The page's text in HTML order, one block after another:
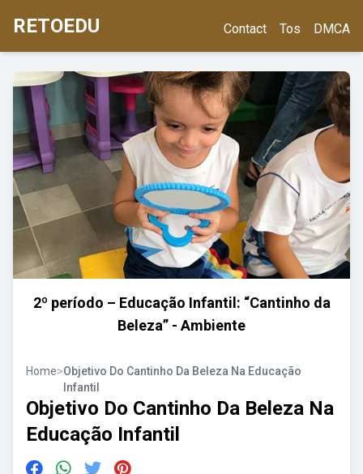
RETOEDU Contact Tos DMCA
2º período – Educação Infantil: “Cantinho da
Beleza” - Ambiente
Home>Objetivo Do Cantinho Da Beleza Na Educação
Infantil
Objetivo Do Cantinho Da Beleza Na
Educação Infantil